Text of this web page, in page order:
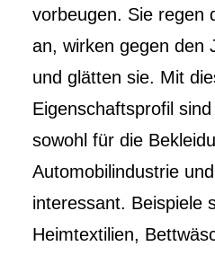
vorbeugen. Sie regen
an, wirken gegen den
und glätten sie. Mit
Eigenschaftsprofil
sowohl für die
Automobilindustrie
interessant. Beispiele
Heimtextilien,